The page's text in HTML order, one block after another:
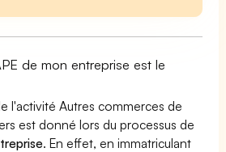
de mon entreprise est le
l'activité Autres commerces de
est donné lors du processus de
. En effet, en immatriculant